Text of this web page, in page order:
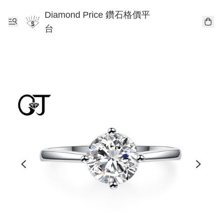
Diamond Price 鑽石格價平
台